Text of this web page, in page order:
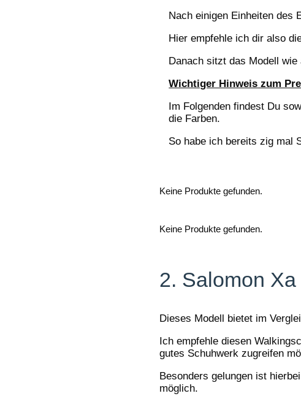
Nach einigen Einheiten des
Hier empfehle ich dir also
Danach sitzt das Modell wie
Wichtiger Hinweis zum
Im Folgenden findest Du
die Farben.
So habe ich bereits zig mal
Keine Produkte gefunden.
Keine Produkte gefunden.
2. Salomon
Dieses Modell bietet im
Ich empfehle diesen
gutes Schuhwerk zugreifen
Besonders gelungen ist
möglich.